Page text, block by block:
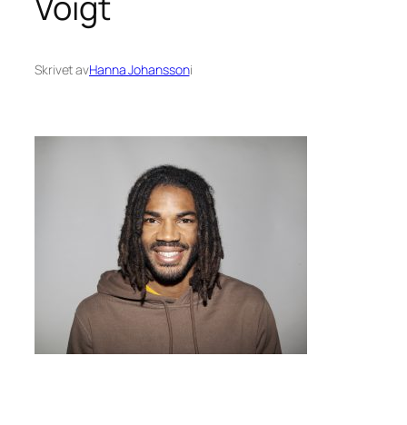
Skrivet avHanna Johanssoni